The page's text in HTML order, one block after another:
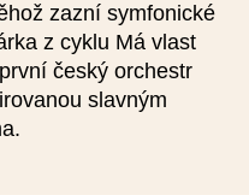
zazní symfonické
z cyklu Má vlast
český orchestr
slavným